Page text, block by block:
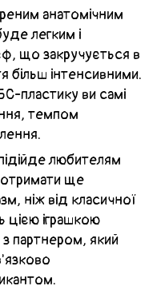
анатомічним
легким і
що закручується в
більш інтенсивними.
пластику ви самі
темпом
любителям
отримати ще
ніж від класичної
цією іграшкою
партнером, який